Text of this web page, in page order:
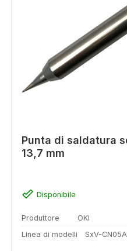
Punta di saldatura
13,7 mm
Disponibile
Produttore
OKI
Linea di modelli
SxV-